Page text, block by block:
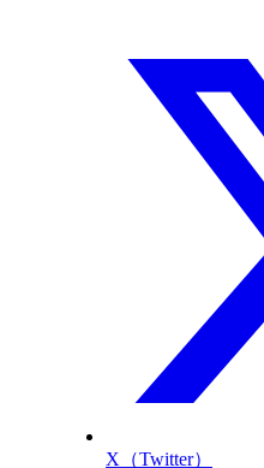
X（Twitter）